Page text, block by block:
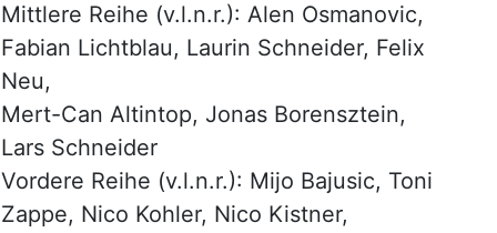
Mittlere Reihe (v.l.n.r.): Alen Osmanovic,
Fabian Lichtblau, Laurin Schneider, Felix
Neu,
Mert-Can Altintop, Jonas Borensztein,
Lars Schneider
Vordere Reihe (v.l.n.r.): Mijo Bajusic, Toni
Zappe, Nico Kohler, Nico Kistner,